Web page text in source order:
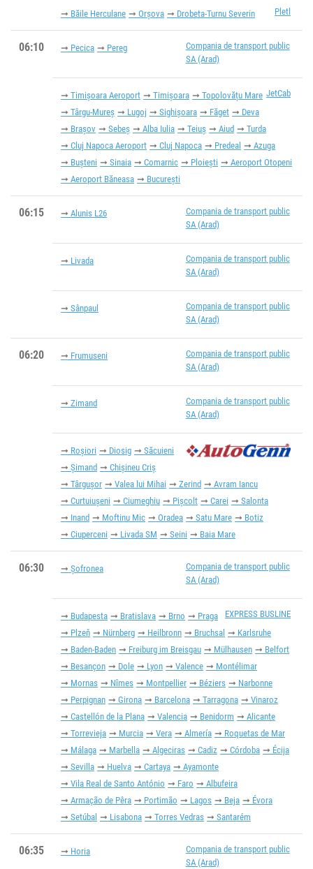
Pletl
Băile Herculane Orșova Drobeta-Turnu Severin
06:10
Compania de transport public
SA (Arad)
Pecica Pereg
JetCab
Timișoara Aeroport Timișoara
Topolovățu Mare
Târgu-Mureș
Lugoj Sighișoara Făget
Deva
Brașov
Sebeș Alba Iulia Teiuș Aiud
Turda
Cluj Napoca Aeroport
Cluj Napoca Predeal
Azuga
Bușteni
Sinaia Comarnic Ploiești
Aeroport Otopeni
Aeroport Băneasa
București
06:15
Compania de transport public
SA (Arad)
Alunis L26
Compania de transport public
SA (Arad)
Livada
Compania de transport public
SA (Arad)
Sânpaul
06:20
Compania de transport public
SA (Arad)
Frumuseni
Compania de transport public
SA (Arad)
Zimand
Roșiori Diosig
Săcuieni
Șimand
Chișineu Criș
Târgușor
Valea lui Mihai Zerind
Avram Iancu
Curtuiușeni
Ciumeghiu Pișcolt Carei
Salonta
Inand
Moftinu Mic Oradea Satu Mare
Botiz
Ciuperceni
Livada SM Seini Baia Mare
06:30
Compania de transport public
SA (Arad)
Șofronea
EXPRESS BUSLINE
Budapesta Bratislava Brno
Praga
Plzeň
Nürnberg Heilbronn Bruchsal
Karlsruhe
Baden-Baden
Freiburg im Breisgau Mülhausen
Belfort
Besançon
Dole Lyon Valence
Montélimar
Mornas
Nîmes Montpellier Béziers
Narbonne
Perpignan
Girona Barcelona Tarragona
Vinaroz
Castellón de la Plana
Valencia Benidorm
Alicante
Torrevieja
Murcia Vera Almería
Roquetas de Mar
Málaga
Marbella Algeciras Cadiz Córdoba
Écija
Sevilla
Huelva Cartaya
Ayamonte
Vila Real de Santo António
Faro
Albufeira
Armação de Pêra
Portimão Lagos Beja
Évora
Setúbal
Lisabona Torres Vedras Santarém
06:35
Compania de transport public
SA (Arad)
Horia